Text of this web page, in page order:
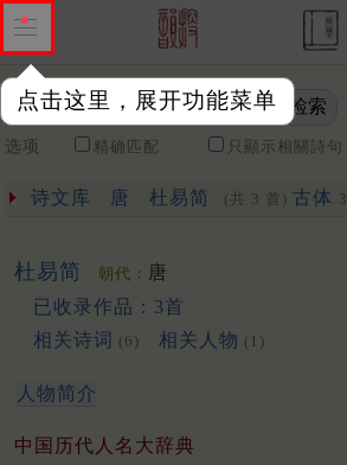
点击这里，展开功能菜单
关键词
选项 精确匹配 只顯示相關詩句
诗文库 唐 杜易简 (共 3 首) 古体 3
杜易简 朝代： 唐
已收录作品：3首
相关诗词 (6) 相关人物 (1)
人物简介
中国历代人名大辞典